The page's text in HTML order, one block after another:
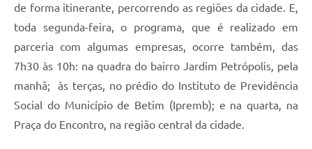
de forma itinerante, percorrendo as regiões da cidade. E,
toda segunda-feira, o programa, que é realizado em
parceria com algumas empresas, ocorre também, das
7h30 às 10h: na quadra do bairro Jardim Petrópolis, pela
manhã; às terças, no prédio do Instituto de Previdência
Social do Município de Betim (Ipremb); e na quarta, na
Praça do Encontro, na região central da cidade.